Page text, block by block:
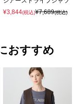
¥3,844(税込)¥7,689(税込)
おすすめ